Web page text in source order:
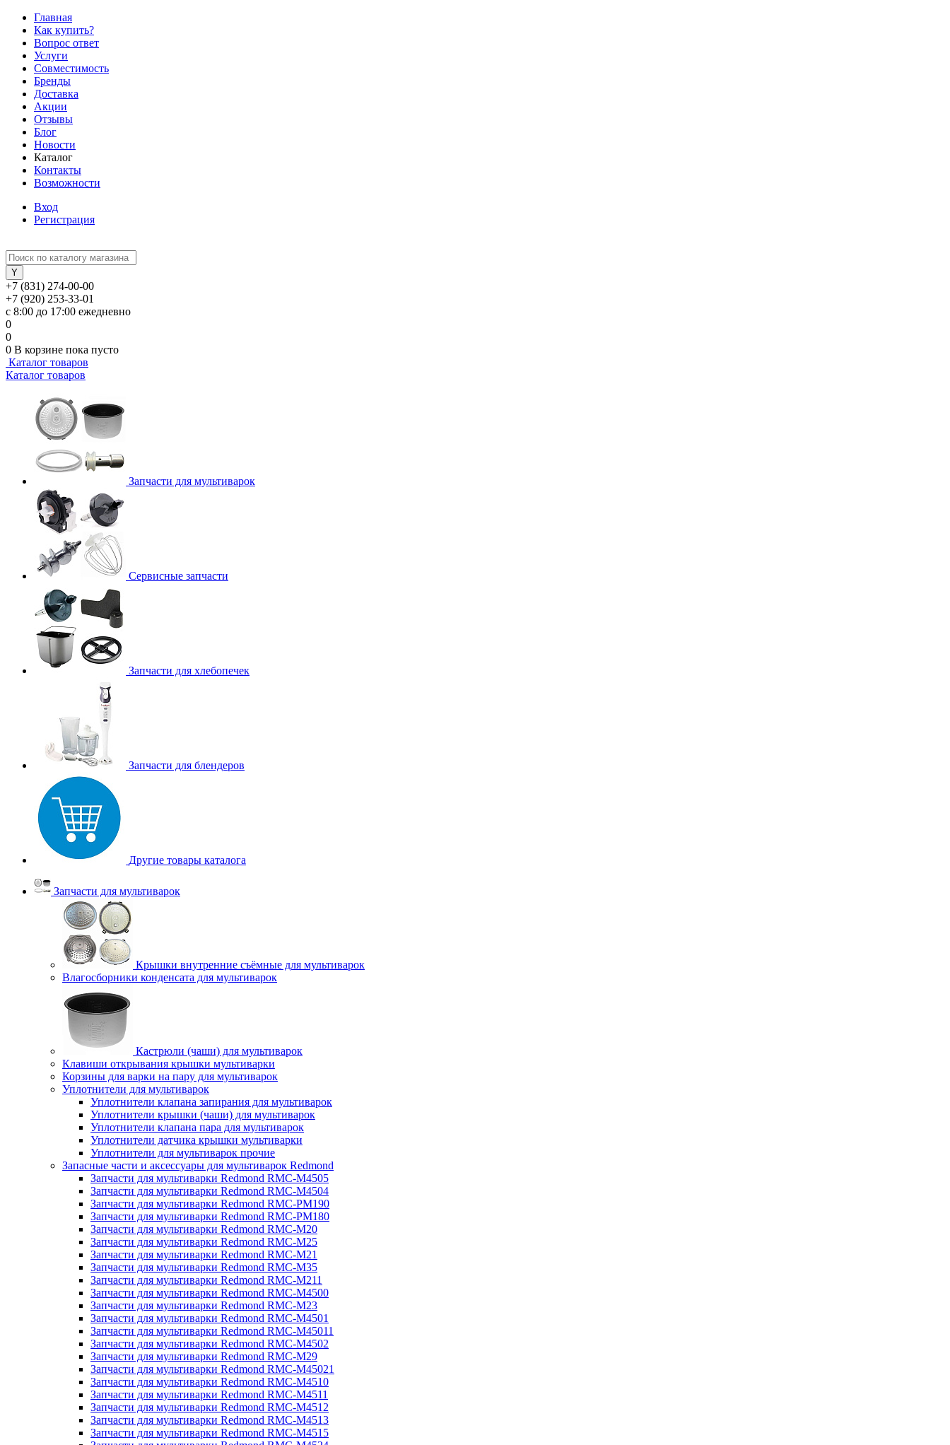
Главная
Как купить?
Вопрос ответ
Услуги
Совместимость
Бренды
Доставка
Акции
Отзывы
Блог
Новости
Каталог
Контакты
Возможности
Вход
Регистрация
+7 (831) 274-00-00
+7 (920) 253-33-01
с 8:00 до 17:00 ежедневно
0
0
0 В корзине пока пусто
Каталог товаров
Каталог товаров
Запчасти для мультиварок
Сервисные запчасти
Запчасти для хлебопечек
Запчасти для блендеров
Другие товары каталога
Запчасти для мультиварок
Крышки внутренние съёмные для мультиварок
Влагосборники конденсата для мультиварок
Кастрюли (чаши) для мультиварок
Клавиши открывания крышки мультиварки
Корзины для варки на пару для мультиварок
Уплотнители для мультиварок
Уплотнители клапана запирания для мультиварок
Уплотнители крышки (чаши) для мультиварок
Уплотнители клапана пара для мультиварок
Уплотнители датчика крышки мультиварки
Уплотнители для мультиварок прочие
Запасные части и аксессуары для мультиварок Redmond
Запчасти для мультиварки Redmond RMC-M4505
Запчасти для мультиварки Redmond RMC-M4504
Запчасти для мультиварки Redmond RMC-PM190
Запчасти для мультиварки Redmond RMC-PM180
Запчасти для мультиварки Redmond RMC-M20
Запчасти для мультиварки Redmond RMC-M25
Запчасти для мультиварки Redmond RMC-M21
Запчасти для мультиварки Redmond RMC-M35
Запчасти для мультиварки Redmond RMC-M211
Запчасти для мультиварки Redmond RMC-M4500
Запчасти для мультиварки Redmond RMC-M23
Запчасти для мультиварки Redmond RMC-M4501
Запчасти для мультиварки Redmond RMC-M45011
Запчасти для мультиварки Redmond RMC-M4502
Запчасти для мультиварки Redmond RMC-M29
Запчасти для мультиварки Redmond RMC-M45021
Запчасти для мультиварки Redmond RMC-M4510
Запчасти для мультиварки Redmond RMC-M4511
Запчасти для мультиварки Redmond RMC-M4512
Запчасти для мультиварки Redmond RMC-M4513
Запчасти для мультиварки Redmond RMC-M4515